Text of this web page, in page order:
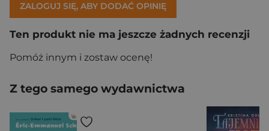
ZALOGUJ SIĘ, ABY DODAĆ OPINIĘ
Ten produkt nie ma jeszcze żadnych recenzji
Pomóż innym i zostaw ocenę!
Z tego samego wydawnictwa